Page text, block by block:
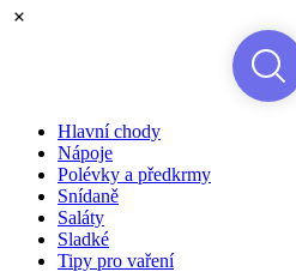
Hlavní chody
Nápoje
Polévky a předkrmy
Snídaně
Saláty
Sladké
Tipy pro vaření